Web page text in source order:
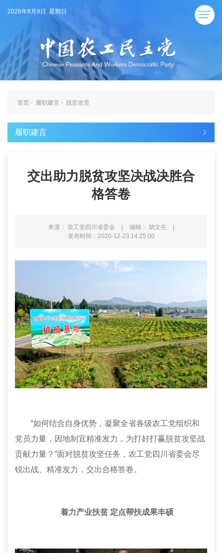
2026年8月9日 星期日
首页 - 履职建言 - 脱贫攻坚
履职建言
交出助力脱贫攻坚决战决胜合
格答卷
来源： 农工党四川省委会 | 编辑： 胡文生
|
发布时间：2020-12-23 14:25:00
“如何结合自身优势，凝聚全省各级农工党组织和
党员力量，因地制宜精准发力，为打好打赢脱贫攻坚战
贡献力量？”面对脱贫攻坚任务，农工党四川省委会尽
锐出战、精准发力，交出合格答卷。
着力产业扶贫 定点帮扶成果丰硕